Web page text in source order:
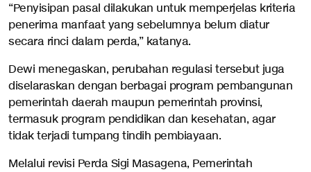
“Penyisipan pasal dilakukan untuk memperjelas kriteria
penerima manfaat yang sebelumnya belum diatur
secara rinci dalam perda,” katanya.
Dewi menegaskan, perubahan regulasi tersebut juga
diselaraskan dengan berbagai program pembangunan
pemerintah daerah maupun pemerintah provinsi,
termasuk program pendidikan dan kesehatan, agar
tidak terjadi tumpang tindih pembiayaan.
Melalui revisi Perda Sigi Masagena, Pemerintah